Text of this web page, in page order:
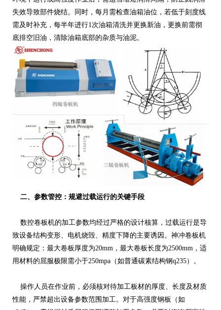
失效导致部件烧结。同时，每月需检查油箱油位，若低于刻度线
需及时补充，每半年进行1次油箱清洗并更换新油，更换前需彻
底排空旧油，清除油箱底部的杂质与油泥。
二、参数管控：规避过载运行的关键手段
数控卷板机的加工参数均经过严格的设计核算，过载运行是导
致设备结构变形、电机烧毁、精度下降的主要诱因。神冲卷板机
明确规定：最大卷板厚度为20mm，最大卷板长度为2500mm，适
用材料的屈服极限需小于250mpa（如普通碳素结构钢q235）。
操作人员在作业前，必须核对待加工板材的厚度、长度及材质
性能，严禁超出设备参数范围加工。对于高强度钢板（如